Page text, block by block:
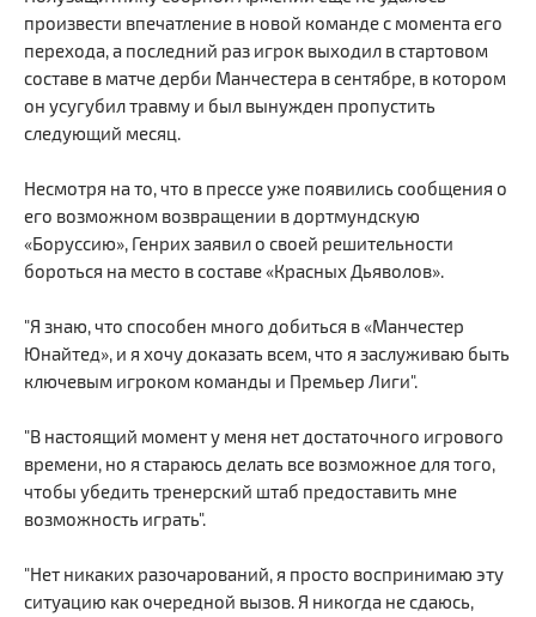
произвести впечатление в новой команде с момента его
перехода, а последний раз игрок выходил в стартовом
составе в матче дерби Манчестера в сентябре, в котором
он усугубил травму и был вынужден пропустить
следующий месяц.
Несмотря на то, что в прессе уже появились сообщения о
его возможном возвращении в дортмундскую
«Боруссию», Генрих заявил о своей решительности
бороться на место в составе «Красных Дьяволов».
"Я знаю, что способен много добиться в «Манчестер
Юнайтед», и я хочу доказать всем, что я заслуживаю быть
ключевым игроком команды и Премьер Лиги".
"В настоящий момент у меня нет достаточного игрового
времени, но я стараюсь делать все возможное для того,
чтобы убедить тренерский штаб предоставить мне
возможность играть".
"Нет никаких разочарований, я просто воспринимаю эту
ситуацию как очередной вызов. Я никогда не сдаюсь,